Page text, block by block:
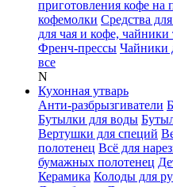
приготовления кофе на
кофемолки Средства
для чая и кофе,
Френч-прессы Чайники
все
N
Кухонная утварь
Анти-разбрызгиватели
Бутылки для воды
Вертушки для специй
полотенец Всё для
бумажных полотенец
Керамика Колоды для